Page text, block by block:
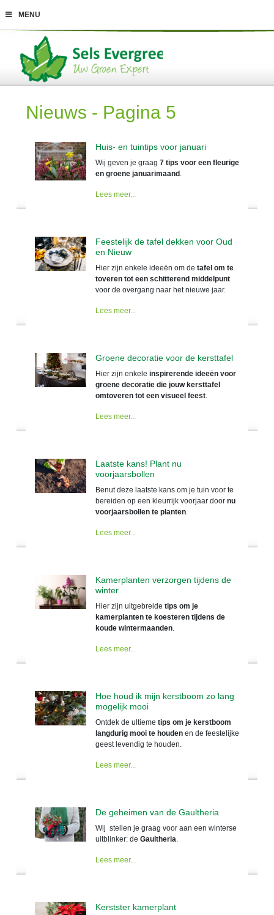
MENU
Nieuws - Pagina 5
Huis- en tuintips voor januari
Wij geven je graag 7 tips voor een fleurige
en groene januarimaand .
Lees meer...
Feestelijk de tafel dekken voor Oud
en Nieuw
Hier zijn enkele ideeën om de tafel om te
toveren tot een schitterend middelpunt
voor de overgang naar het nieuwe jaar.
Lees meer...
Groene decoratie voor de kersttafel
Hier zijn enkele inspirerende ideeën voor
groene decoratie die jouw kersttafel
omtoveren tot een visueel feest.
Lees meer...
Laatste kans! Plant nu
voorjaarsbollen
Benut deze laatste kans om je tuin voor te
bereiden op een kleurrijk voorjaar door nu
voorjaarsbollen te planten.
Lees meer...
Kamerplanten verzorgen tijdens de
winter
Hier zijn uitgebreide tips om je
kamerplanten te koesteren tijdens de
koude wintermaanden.
Lees meer...
Hoe houd ik mijn kerstboom zo lang
mogelijk mooi
Ontdek de ultieme tips om je kerstboom
langdurig mooi te houdenen de feestelijke
geest levendig te houden.
Lees meer...
De geheimen van de Gaultheria
Wij stellen je graag voor aan een winterse
uitblinker: de Gaultheria.
Lees meer...
Kerstster kamerplant